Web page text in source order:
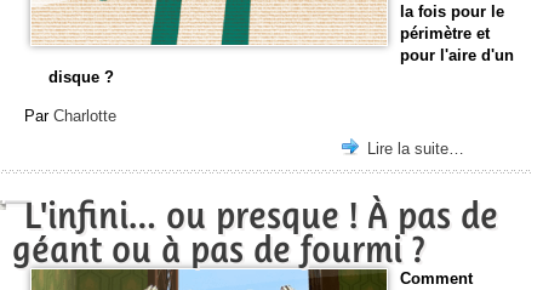
la fois pour le
périmètre et
pour l'aire d'un
disque ?
Par Charlotte
Lire la suite…
L'infini… ou presque ! À pas de
géant ou à pas de fourmi ?
Comment